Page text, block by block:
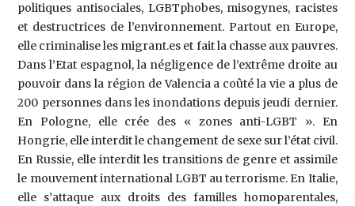
politiques antisociales, LGBTphobes, misogynes, racistes
et destructrices de l’environnement. Partout en Europe,
elle criminalise les migrant.es et fait la chasse aux pauvres.
Dans l’Etat espagnol, la négligence de l’extrême droite au
pouvoir dans la région de Valencia a coûté la vie a plus de
200 personnes dans les inondations depuis jeudi dernier.
En Pologne, elle crée des « zones anti-LGBT ». En
Hongrie, elle interdit le changement de sexe sur l’état civil.
En Russie, elle interdit les transitions de genre et assimile
le mouvement international LGBT au terrorisme. En Italie,
elle s’attaque aux droits des familles homoparentales,